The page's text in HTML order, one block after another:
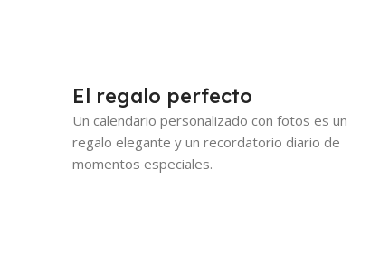
El regalo perfecto
Un calendario personalizado con fotos es un
regalo elegante y un recordatorio diario de
momentos especiales.